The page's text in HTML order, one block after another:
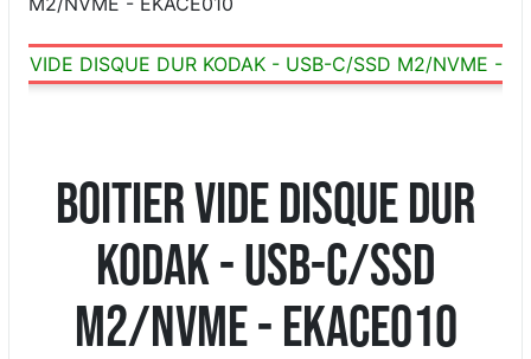
BOITIER VIDE DISQUE DUR
KODAK - USB-C/SSD
M2/NVME - EKACE010